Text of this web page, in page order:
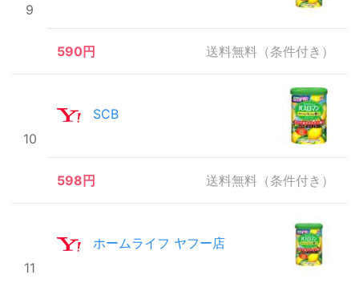
9
590円 送料無料（条件付き）
10
SCB
598円 送料無料（条件付き）
11
ホームライフ ヤフー店